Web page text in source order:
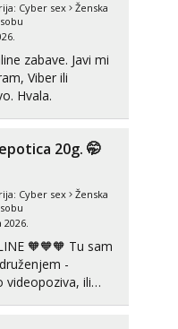
Cyber sex
Ženska
zabave. Javi mi
Viber ili
Hvala.
20g. 🤭
Cyber sex
Ženska
🧡🧡🧡 Tu sam
-
videopoziva, ili